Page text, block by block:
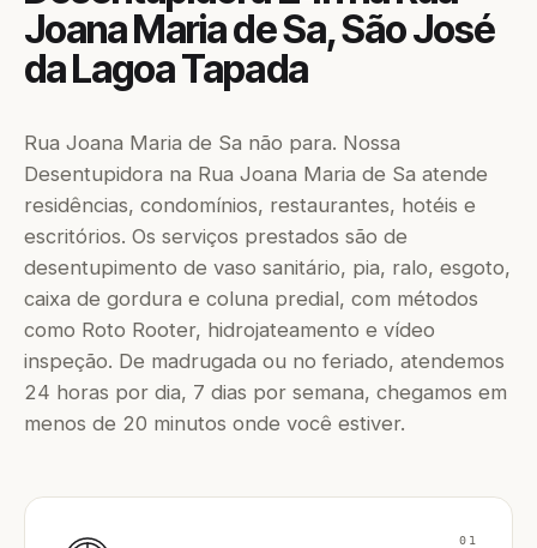
Joana Maria de Sa, São José
da Lagoa Tapada
Rua Joana Maria de Sa não para. Nossa
Desentupidora na Rua Joana Maria de Sa atende
residências, condomínios, restaurantes, hotéis e
escritórios. Os serviços prestados são de
desentupimento de vaso sanitário, pia, ralo, esgoto,
caixa de gordura e coluna predial, com métodos
como Roto Rooter, hidrojateamento e vídeo
inspeção. De madrugada ou no feriado, atendemos
24 horas por dia, 7 dias por semana, chegamos em
menos de 20 minutos onde você estiver.
01